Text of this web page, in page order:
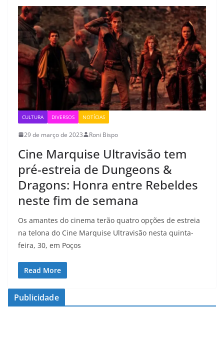
CULTURA DIVERSOS NOTÍCIAS
29 de março de 2023 Roni Bispo
Cine Marquise Ultravisão tem
pré-estreia de Dungeons &
Dragons: Honra entre Rebeldes
neste fim de semana
Os amantes do cinema terão quatro opções de estreia
na telona do Cine Marquise Ultravisão nesta quinta-
feira, 30, em Poços
Read More
Publicidade